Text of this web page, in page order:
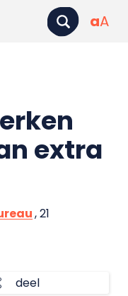
aA
extra
, 21
deel